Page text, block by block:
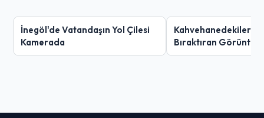
İnegöl'de Vatandaşın Yol Çilesi
Kamerada
Kahvehanedekiler
Bıraktıran Görüntü!